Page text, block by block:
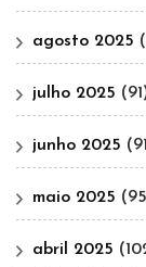
agosto 2025
julho 2025
junho 2025
maio 2025
abril 2025